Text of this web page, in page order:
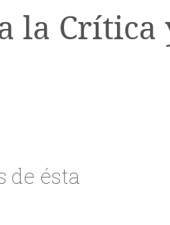
la Crítica
de ésta